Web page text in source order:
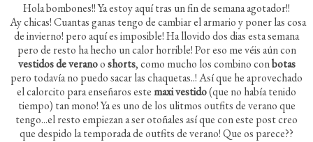
Hola bombones!! Ya estoy aquí tras un fin de semana agotador!!
Ay chicas! Cuantas ganas tengo de cambiar el armario y poner las cosa
de invierno! pero aquí es imposible! Ha llovido dos dias esta semana
pero de resto ha hecho un calor horrible! Por eso me véis aún con
vestidos de veranooshorts, como mucho los combino conbotas
pero todavía no puedo sacar las chaquetas..! Así que he aprovechado
el calorcito para enseñaros estemaxi vestido(que no había tenido
tiempo) tan mono! Ya es uno de los ulitmos outfits de verano que
tengo...el resto empiezan a ser otoñales así que con este post creo
que despido la temporada de outfits de verano! Que os parece??